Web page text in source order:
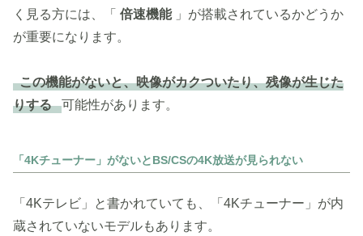
く見る方には、「 倍速機能 」が搭載されているかどうか
が重要になります。
この機能がないと、映像がカクついたり、残像が生じた
りする 可能性があります。
「4Kチューナー」がないとBS/CSの4K放送が見られない
「4Kテレビ」と書かれていても、「4Kチューナー」が内
蔵されていないモデルもあります。